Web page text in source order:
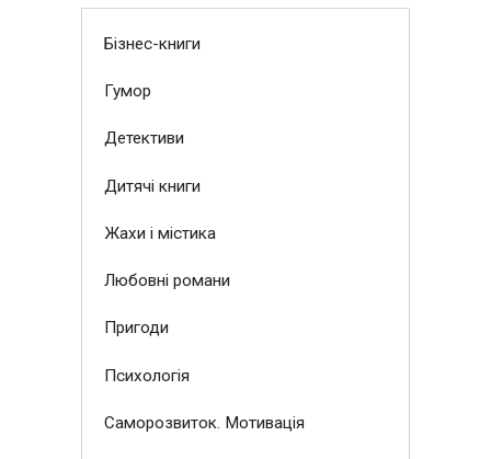
Бізнес-книги
Гумор
Детективи
Дитячі книги
Жахи і містика
Любовні романи
Пригоди
Психологія
Саморозвиток. Мотивація